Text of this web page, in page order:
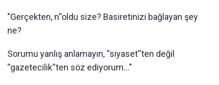
"Gerçekten, n''oldu size? Basiretinizi bağlayan şey
ne?
Sorumu yanlış anlamayın, ''siyaset''ten değil
''gazetecilik''ten söz ediyorum..."